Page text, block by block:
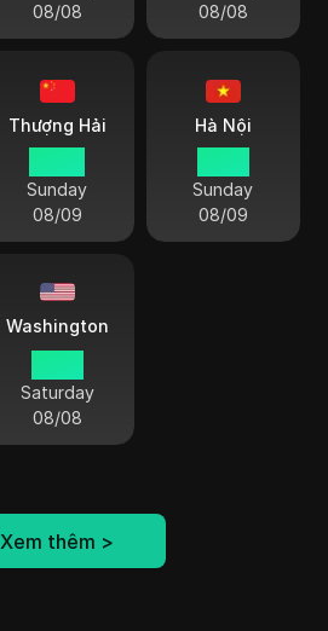
08/08
08/08
Thượng Hải
Sunday
08/09
Hà Nội
Sunday
08/09
Washington
Saturday
08/08
Xem thêm >